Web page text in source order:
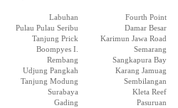
Labuhan
Fourth Point
Pulau Pulau Seribu
Damar Besar
Tanjung Prick
Karimun Jawa Road
Boompyes I.
Semarang
Rembang
Sangkapura Bay
Udjung Pangkah
Karang Jamuag
Tanjung Modung
Sembilangan
Surabaya
Kleta Reef
Gading
Pasuruan